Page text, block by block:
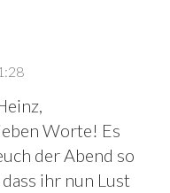
Worte! Es
der Abend so
ihr nun Lust